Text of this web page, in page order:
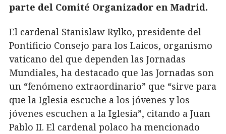
parte del Comité Organizador en Madrid.
El cardenal Stanislaw Rylko, presidente del
Pontificio Consejo para los Laicos, organismo
vaticano del que dependen las Jornadas
Mundiales, ha destacado que las Jornadas son
un “fenómeno extraordinario” que “sirve para
que la Iglesia escuche a los jóvenes y los
jóvenes escuchen a la Iglesia”, citando a Juan
Pablo II. El cardenal polaco ha mencionado